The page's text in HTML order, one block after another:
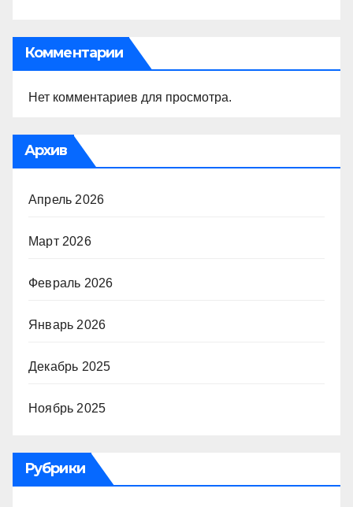
Комментарии
Нет комментариев для просмотра.
Архив
Апрель 2026
Март 2026
Февраль 2026
Январь 2026
Декабрь 2025
Ноябрь 2025
Рубрики